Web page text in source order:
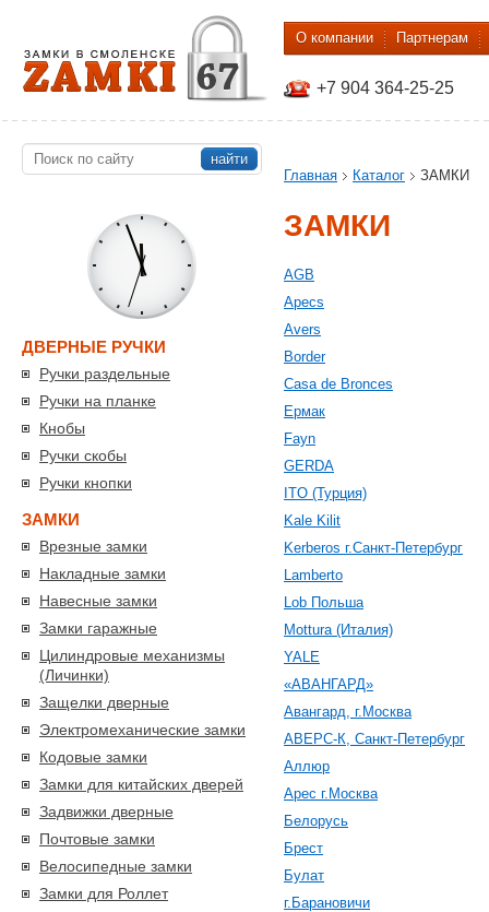
О компании Партнерам
+7 904 364-25-25
найти
ДВЕРНЫЕ РУЧКИ
Ручки раздельные
Ручки на планке
Кнобы
Ручки скобы
Ручки кнопки
ЗАМКИ
Врезные замки
Накладные замки
Навесные замки
Замки гаражные
Цилиндровые механизмы
(Личинки)
Защелки дверные
Электромеханические замки
Кодовые замки
Замки для китайских дверей
Задвижки дверные
Почтовые замки
Велосипедные замки
Замки для Роллет
Главная Каталог ЗАМКИ
ЗАМКИ
AGB
Apecs
Avers
Border
Casa de Bronces
Eрмак
Fayn
GERDA
ITO (Турция)
Kale Kilit
Kerberos г.Санкт-Петербург
Lamberto
Lob Польша
Mottura (Италия)
YALE
«АВАНГАРД»
Авангард, г.Москва
АВЕРС-К, Санкт-Петербург
Аллюр
Арес г.Москва
Белорусь
Брест
Булат
г.Барановичи